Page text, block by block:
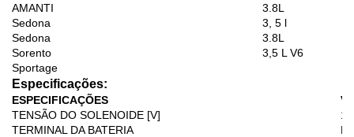
AMANTI
3.8L
Sedona
3, 5 l
Sedona
3.8L
Sorento
3,5 L V6
Sportage
Especificações:
ESPECIFICAÇÕES
TENSÃO DO SOLENOIDE [V]
12
TERMINAL DA BATERIA